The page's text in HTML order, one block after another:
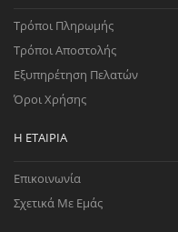
Τρόποι Πληρωμής
Τρόποι Αποστολής
Εξυπηρέτηση Πελατών
Όροι Χρήσης
Η ΕΤΑΙΡΊΑ
Επικοινωνία
Σχετικά Με Εμάς